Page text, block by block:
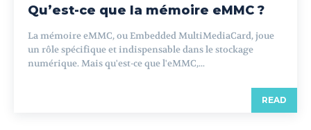
Qu’est-ce que la mémoire eMMC ?
La mémoire eMMC, ou Embedded MultiMediaCard, joue
un rôle spécifique et indispensable dans le stockage
numérique. Mais qu'est-ce que l'eMMC,...
READ